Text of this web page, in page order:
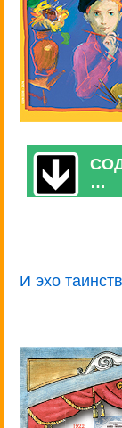
…
И эхо